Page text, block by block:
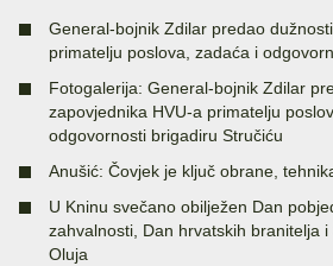
General-bojnik Zdilar predao
primatelju poslova, zadaća i
Fotogalerija: General-bojnik Zdilar
zapovjednika HVU-a primatelju
odgovornosti brigadiru Stručiću
Anušić: Čovjek je ključ obrane,
U Kninu svečano obilježen Dan
zahvalnosti, Dan hrvatskih branitelja
Oluja